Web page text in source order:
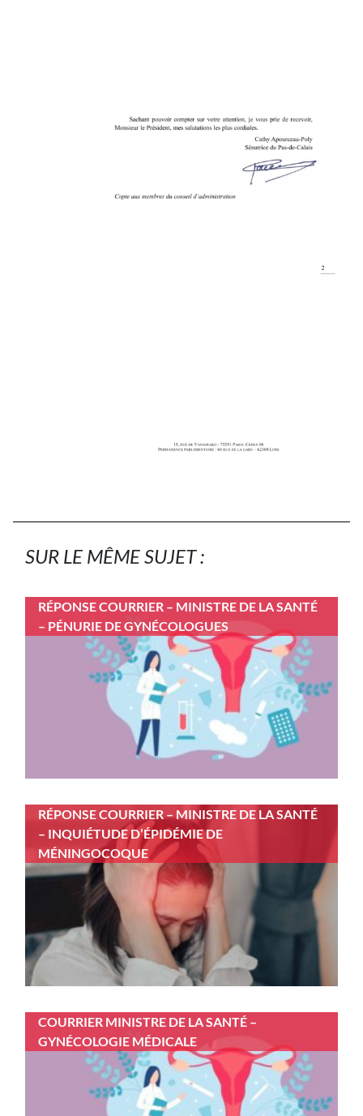
SUR LE MÊME SUJET :
RÉPONSE COURRIER – MINISTRE DE LA SANTÉ
– PÉNURIE DE GYNÉCOLOGUES
RÉPONSE COURRIER – MINISTRE DE LA SANTÉ
– INQUIÉTUDE D’ÉPIDÉMIE DE
MÉNINGOCOQUE
COURRIER MINISTRE DE LA SANTÉ –
GYNÉCOLOGIE MÉDICALE